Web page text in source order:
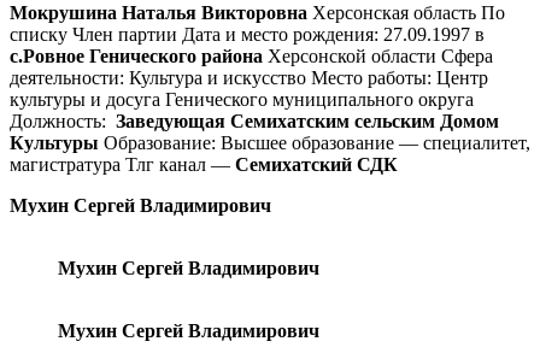
Мокрушина Наталья Викторовна Херсонская область По
списку Член партии Дата и место рождения: 27.09.1997 в
с.Ровное Генического района Херсонской области Сфера
деятельности: Культура и искусство Место работы: Центр
культуры и досуга Генического муниципального округа
Должность: Заведующая Семихатским сельским Домом
Культуры Образование: Высшее образование — специалитет,
магистратура Тлг канал — Семихатский СДК
Мухин Сергей Владимирович
Мухин Сергей Владимирович
Мухин Сергей Владимирович